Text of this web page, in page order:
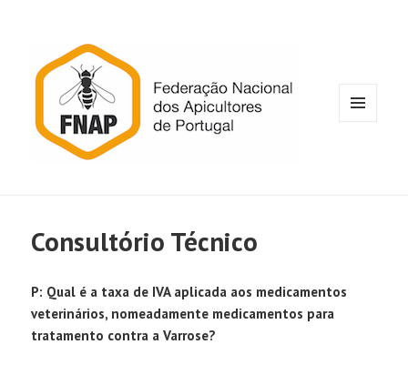
Consultório Técnico
P: Qual é a taxa de IVA aplicada aos medicamentos
veterinários, nomeadamente medicamentos para
tratamento contra a Varrose?